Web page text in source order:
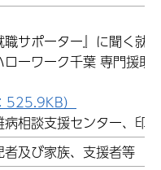
サポーター』に聞く就
ーワーク千葉 専門援助
525.9KB）
相談支援センター、印
及び家族、支援者等